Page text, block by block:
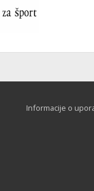
Informacije o